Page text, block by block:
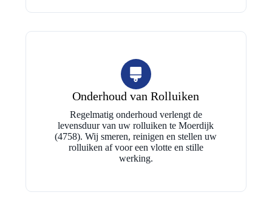
Onderhoud van Rolluiken
Regelmatig onderhoud verlengt de
levensduur van uw rolluiken te Moerdijk
(4758). Wij smeren, reinigen en stellen uw
rolluiken af voor een vlotte en stille
werking.